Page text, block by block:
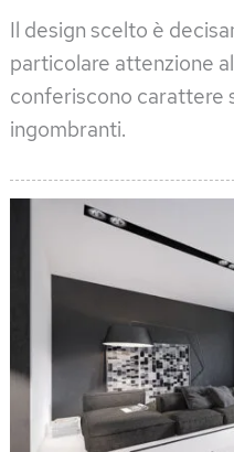
Il design scelto è
particolare attenzione
conferiscono carattere
ingombranti.